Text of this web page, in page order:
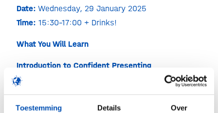
Toestemming Details Over
Date: Wednesday, 29 January 2025
Time: 15:30–17:00 + Drinks!
What You Will Learn
Introduction to Confident Presenting
Kick things off with a crash course in the
essentials of effective presenting. Learn how to
project confidence, connect with your audience,